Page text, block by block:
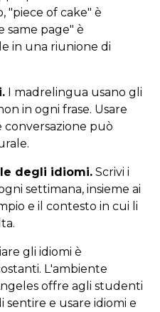
"piece of cake" è
same page" è
in una riunione di
I madrelingua usano gli
in ogni frase. Usare
può
degli idiomi. Scrivi i
settimana, insieme ai
e il contesto in cui li
gli idiomi è
L'ambiente
offre agli studenti
e usare idiomi e